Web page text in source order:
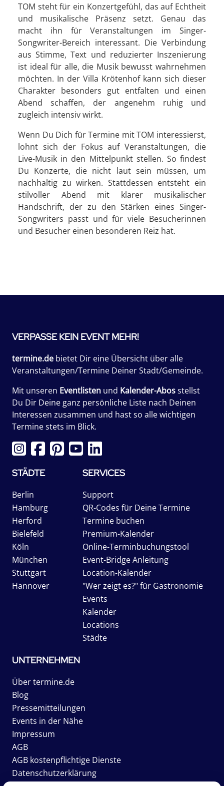
TOM steht für ein Konzertgefühl, das auf Echtheit
und musikalische Präsenz setzt. Genau das
macht ihn für Veranstaltungen im Singer-
Songwriter-Bereich interessant. Die Verbindung
aus Stimme, Text und reduzierter Inszenierung
ist ideal für alle, die Musik bewusst wahrnehmen
möchten. In der Villa Krötenhof kann sich dieser
Charakter besonders gut entfalten und einen
Abend schaffen, der angenehm ruhig und
zugleich intensiv wirkt.
Wenn Du Dich für Termine mit TOM interessierst,
lohnt sich der Fokus auf Veranstaltungen, die
Live-Musik in den Mittelpunkt stellen. So findest
Du Konzerte, die nicht laut sein müssen, um
nachhaltig zu wirken. Stattdessen entsteht ein
stilvoller Abend mit klarer musikalischer
Handschrift, der zu den Stärken eines Singer-
Songwriters passt und für viele Besucherinnen
und Besucher einen besonderen Reiz hat.
VERPASSE KEIN EVENT MEHR!
termine.de bietet Dir eine Übersicht über alle
Veranstaltungen/Termine Deiner Stadt/Gemeinde.
Mit unseren Eventlisten und Kalender-Abosstellst
Du Dir Deine ganz persönliche Liste nach Deinen
Interessen zusammen und hast so alle wichtigen
Termine stets im Blick.
STÄDTE
Berlin
Hamburg
Herford
Bielefeld
Köln
München
Stuttgart
Hannover
SERVICES
Support
QR-Codes für Deine Termine
Termine buchen
Premium-Kalender
Online-Terminbuchungstool
Event-Bridge Anleitung
Location-Kalender
"Wer zeigt es?" für Gastronomie
Events
Kalender
Locations
Städte
UNTERNEHMEN
Über termine.de
Blog
Pressemitteilungen
Events in der Nähe
Impressum
AGB
AGB kostenpflichtige Dienste
Datenschutzerklärung